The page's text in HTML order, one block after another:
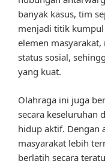
banyak kasus, tim
menjadi titik
elemen
status sosial,
yang kuat.
Olahraga ini juga
secara keseluruhan
hidup aktif. Dengan
masyarakat lebih
berlatih secara